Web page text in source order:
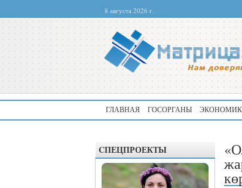
8 августа 2026 г.
ГЛАВНАЯ ГОСОРГАНЫ
CПЕЦПРОЕКТЫ